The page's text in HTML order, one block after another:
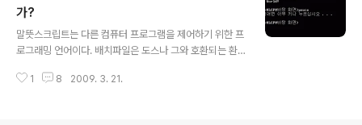
mand Line), 곧 명령줄은 모니터 화면에서 사용자가 명령
을 입력하도록 되어 있는 행을 뜻합니다. 덧붙여 그러한 명
령이 기억되는 기억장치의 영역도 명령줄이라고 한다네요.
e Interface)를 커맨드 라인이라고 부르기도 합니다. 명령
가?
말뜻스크립트는 다른 컴퓨터 프로그램을 제어하기 위한 프
로그래밍 언어이다. 배치파일은 도스나 그와 호환되는 환
한 스크립트 파일이다. MS-DOS, OS/2, 윈도에서 쓰이
1 8 2009. 3. 21.